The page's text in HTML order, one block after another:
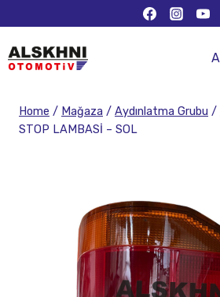
Home / Mağaza / Aydınlatma Grubu /
STOP LAMBASİ – SOL